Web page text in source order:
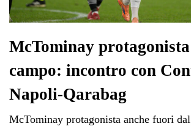
McTominay
campo: incontro con
Napoli-Qarabag
McTominay protagonista anche fuori